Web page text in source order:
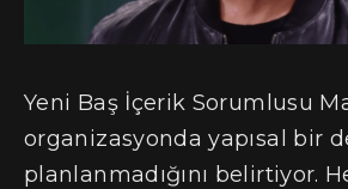
Yeni Baş İçerik Sorumlusu
organizasyonda yapısal bir
planlanmadığını belirtiyor.